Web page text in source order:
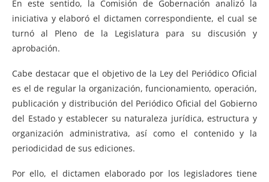
En este sentido, la Comisión de Gobernación analizó la
iniciativa y elaboró el dictamen correspondiente, el cual se
turnó al Pleno de la Legislatura para su discusión y
aprobación.
Cabe destacar que el objetivo de la Ley del Periódico Oficial
es el de regular la organización, funcionamiento, operación,
publicación y distribución del Periódico Oficial del Gobierno
del Estado y establecer su naturaleza jurídica, estructura y
organización administrativa, así como el contenido y la
periodicidad de sus ediciones.
Por ello, el dictamen elaborado por los legisladores tiene